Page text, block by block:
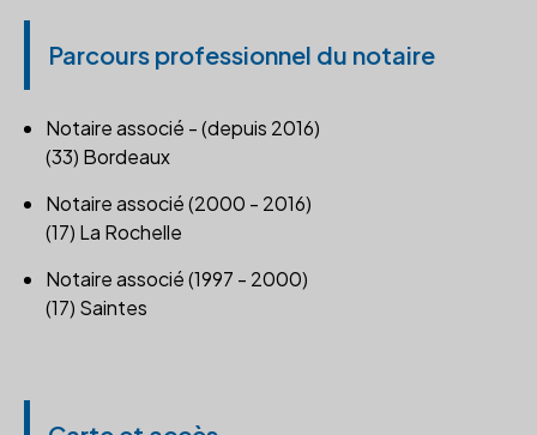
Parcours professionnel du notaire
Notaire associé - (depuis 2016)
(33) Bordeaux
Notaire associé (2000 - 2016)
(17) La Rochelle
Notaire associé (1997 - 2000)
(17) Saintes